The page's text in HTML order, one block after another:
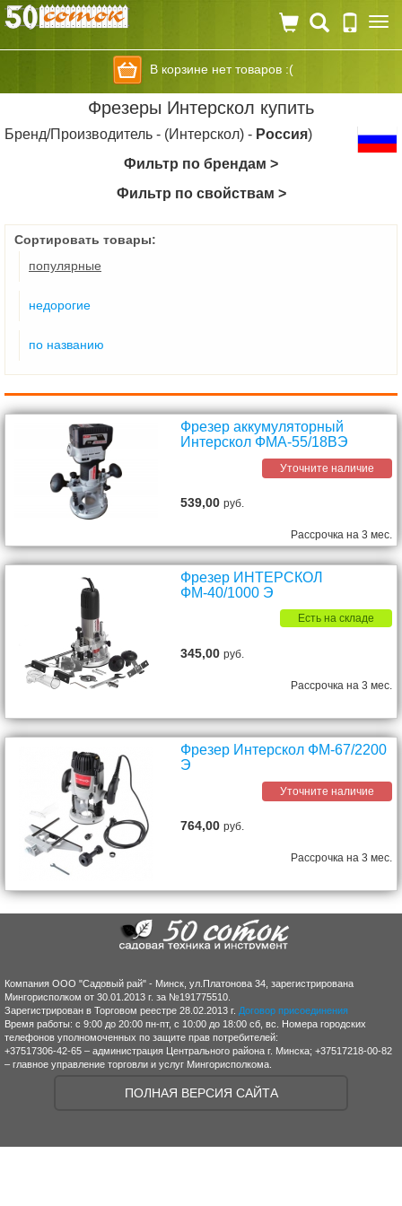
В корзине нет товаров :(
Фрезеры Интерскол купить
Бренд/Производитель - (Интерскол) - Россия)
Фильтр по брендам >
Фильтр по свойствам >
Сортировать товары:
популярные
недорогие
по названию
Фрезер аккумуляторный
Интерскол ФМА-55/18ВЭ
Уточните наличие
539,00руб.
Рассрочка на 3 мес.
Фрезер ИНТЕРСКОЛ
ФМ-40/1000 Э
Есть на складе
345,00руб.
Рассрочка на 3 мес.
Фрезер Интерскол ФМ-67/2200
Э
Уточните наличие
764,00руб.
Рассрочка на 3 мес.
Компания ООО "Садовый рай" - Минск, ул.Платонова 34, зарегистрирована
Мингорисполком от 30.01.2013 г. за №191775510.
Зарегистрирован в Торговом реестре 28.02.2013 г. Договор присоединения
Время работы: с 9:00 до 20:00 пн-пт, с 10:00 до 18:00 сб, вс. Номера городских
телефонов уполномоченных по защите прав потребителей:
+37517306-42-65 – администрация Центрального района г. Минска; +37517218-00-82
– главное управление торговли и услуг Мингорисполкома.
ПОЛНАЯ ВЕРСИЯ САЙТА